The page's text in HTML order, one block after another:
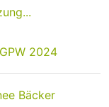
2024
Bäcker